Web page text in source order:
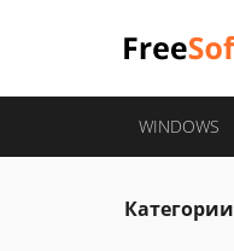
WINDOWS
Категории